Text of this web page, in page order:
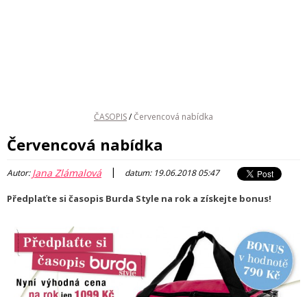
ČASOPIS/Červencová nabídka
Červencová nabídka
Autor:Jana Zlámalová | datum: 19.06.2018 05:47
Předplaťte si časopis Burda Style na rok a získejte bonus!